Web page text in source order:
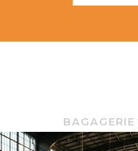
BAGAGERIE